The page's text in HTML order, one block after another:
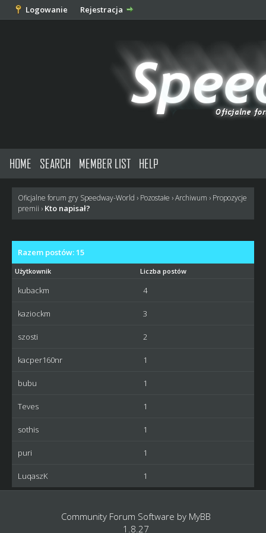
Logowanie Rejestracja
HOME SEARCH MEMBER LIST HELP
Oficjalne forum gry Speedway-World › Pozostałe ›Archiwum › Propozycje
premii › Kto napisał?
Razem postów: 15
Użytkownik Liczba postów
kubackm 4
kaziockm 3
szosti 2
kacper160nr 1
bubu 1
Teves 1
sothis 1
puri 1
LuqaszK 1
Community Forum Software by MyBB
1.8.27